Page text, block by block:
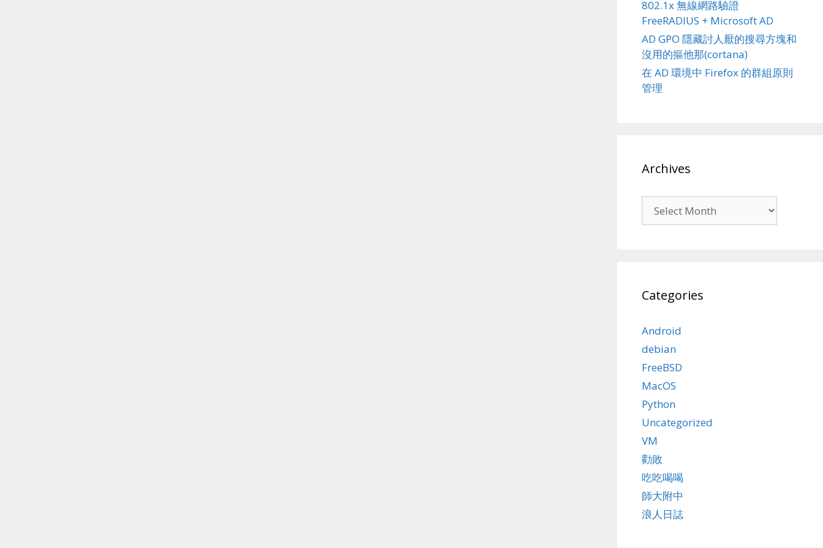
802.1x 無線網路驗證
FreeRADIUS + Microsoft AD
AD GPO 隱藏討人厭的搜尋方塊和
沒用的摳他那(cortana)
在 AD 環境中 Firefox 的群組原則
管理
Archives
Categories
Android
debian
FreeBSD
MacOS
Python
Uncategorized
VM
勸敗
吃吃喝喝
師大附中
浪人日誌